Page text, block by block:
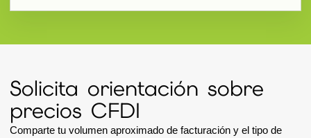
Solicita orientación sobre
precios CFDI
Comparte tu volumen aproximado de facturación y el tipo de